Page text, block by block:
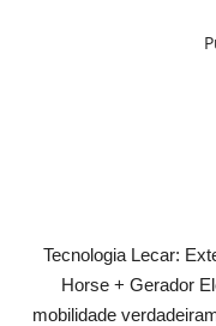
Tecnologia Lecar:
Horse + Gerador
mobilidade